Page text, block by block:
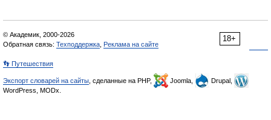
18+
© Академик, 2000-2026
Обратная связь: Техподдержка Реклама на сайте
👣 Путешествия
Экспорт словарей на сайты , сделанные на PHP, Joomla,
Drupal,
WordPress, MODx.